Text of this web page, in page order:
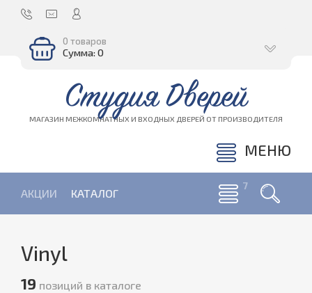
0 товаров
Сумма: 0
Студия Дверей
МАГАЗИН МЕЖКОМНАТНЫХ И ВХОДНЫХ ДВЕРЕЙ ОТ ПРОИЗВОДИТЕЛЯ
МЕНЮ
АКЦИИ КАТАЛОГ
Vinyl
19 позиций в каталоге